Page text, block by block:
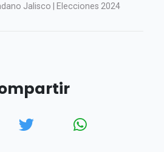
Jalisco | Elecciones 2024